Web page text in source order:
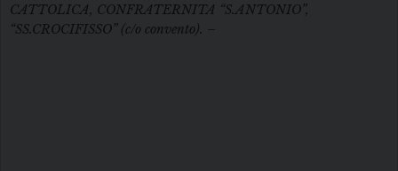
CATTOLICA, CONFRATERNITA “S.ANTONIO”,
“SS.CROCIFISSO” (c/o convento). –